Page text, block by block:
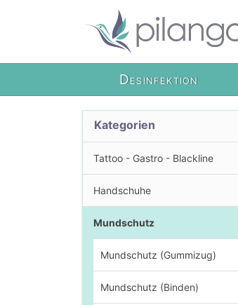
Desinfektion
Kategorien
Tattoo - Gastro - Blackline
Handschuhe
Mundschutz
Mundschutz (Gummizug)
Mundschutz (Binden)